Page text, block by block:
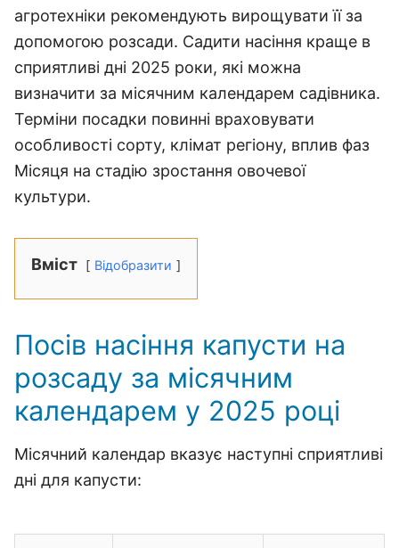
агротехніки рекомендують вирощувати її за
допомогою розсади. Садити насіння краще в
сприятливі дні 2025 роки, які можна
визначити за місячним календарем садівника.
Терміни посадки повинні враховувати
особливості сорту, клімат регіону, вплив фаз
Місяця на стадію зростання овочевої
культури.
Вміст Відобразити
Посів насіння капусти на
розсаду за місячним
календарем у 2025 році
Місячний календар вказує наступні сприятливі
дні для капусти: